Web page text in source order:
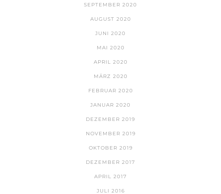
SEPTEMBER 2020
AUGUST 2020
JUNI 2020
MAI 2020
APRIL 2020
MÄRZ 2020
FEBRUAR 2020
JANUAR 2020
DEZEMBER 2019
NOVEMBER 2019
OKTOBER 2019
DEZEMBER 2017
APRIL 2017
JULI 2016